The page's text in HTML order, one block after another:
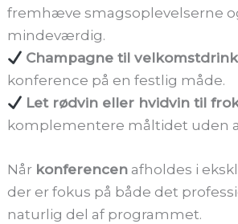
fremhæve smagsoplevelserne
mindeværdig.
Champagne til
konference på en festlig måde.
Let rødvin eller hvidvin til
komplementere måltidet uden
Når konferencen afholdes i
der er fokus på både det
naturlig del af programmet.